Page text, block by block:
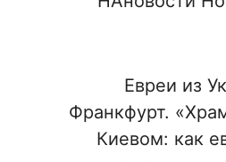
Евреи из
Франкфурт.
Киевом: как